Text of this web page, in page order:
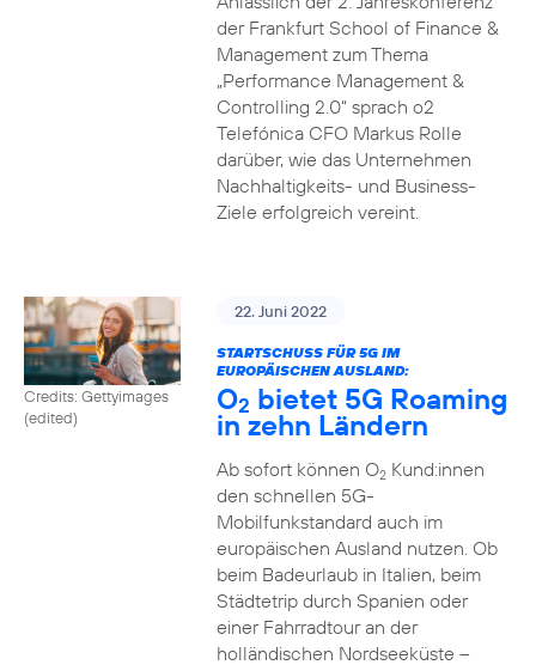
der Frankfurt School of Finance &
Management zum Thema
„Performance Management &
Controlling 2.0“ sprach o2
Telefónica CFO Markus Rolle
darüber, wie das Unternehmen
Nachhaltigkeits- und Business-
Ziele erfolgreich vereint.
Credits: Gettyimages
(edited)
22. Juni 2022
STARTSCHUSS FÜR 5G IM
EUROPÄISCHEN AUSLAND:
O2 bietet 5G Roaming
in zehn Ländern
Ab sofort können O2Kund:innen
den schnellen 5G-
Mobilfunkstandard auch im
europäischen Ausland nutzen. Ob
beim Badeurlaub in Italien, beim
Städtetrip durch Spanien oder
einer Fahrradtour an der
holländischen Nordseeküste –